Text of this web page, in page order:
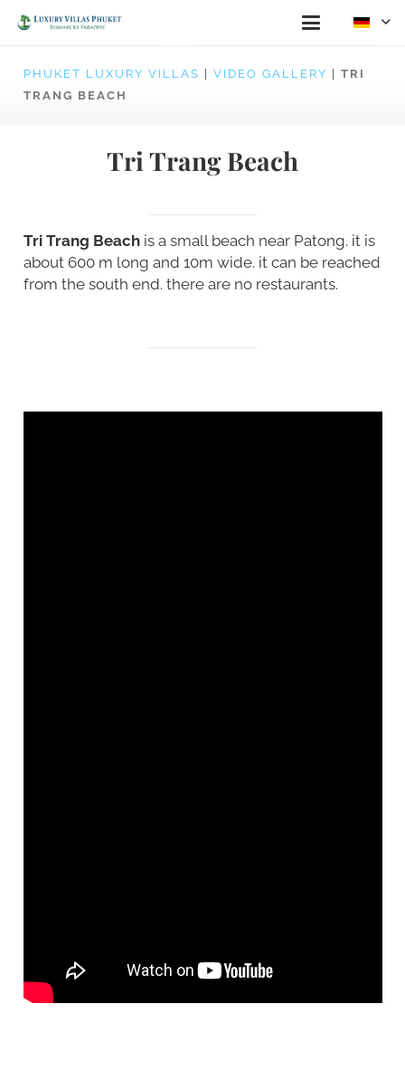
PHUKET LUXURY VILLAS VIDEO GALLERY
TRI
TRANG BEACH
Tri Trang Beach
Tri Trang Beachis a small beach near Patong. it is
about 600 m long and 10m wide. it can be reached
from the south end. there are no restaurants.